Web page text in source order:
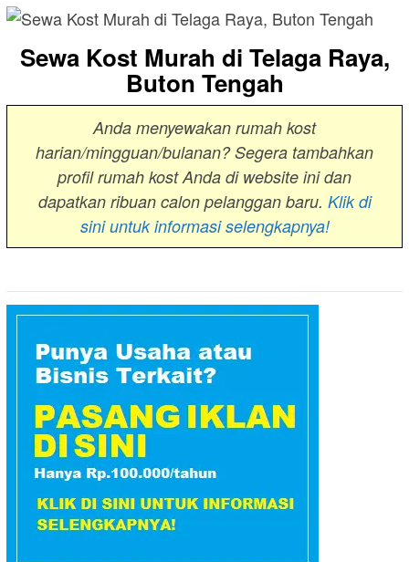
Sewa Kost Murah di Telaga Raya,
Buton Tengah
Anda menyewakan rumah kost
harian/mingguan/bulanan? Segera tambahkan
profil rumah kost Anda di website ini dan
dapatkan ribuan calon pelanggan baru. Klik di
sini untuk informasi selengkapnya!